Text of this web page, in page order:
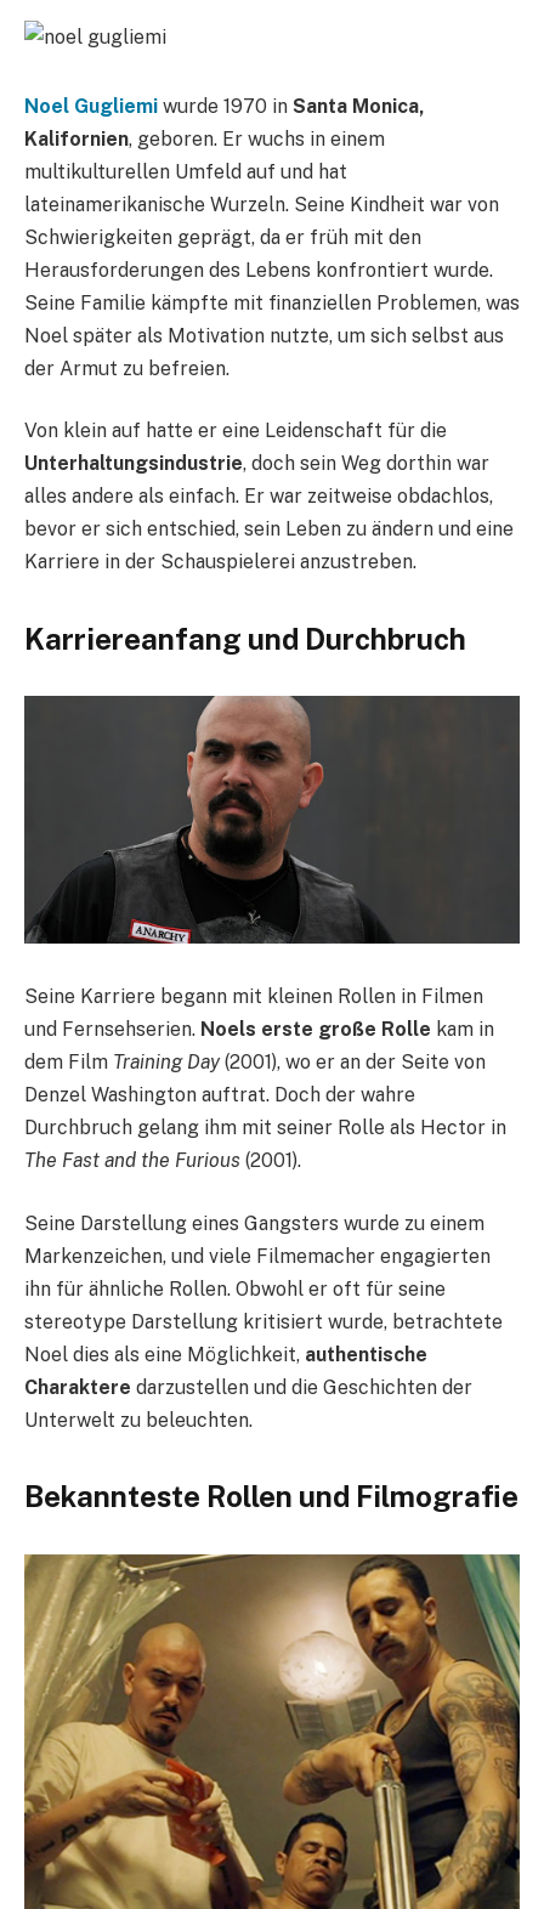
Noel Gugliemi wurde 1970 in Santa Monica,
Kalifornien, geboren. Er wuchs in einem
multikulturellen Umfeld auf und hat
lateinamerikanische Wurzeln. Seine Kindheit war von
Schwierigkeiten geprägt, da er früh mit den
Herausforderungen des Lebens konfrontiert wurde.
Seine Familie kämpfte mit finanziellen Problemen, was
Noel später als Motivation nutzte, um sich selbst aus
der Armut zu befreien.
Von klein auf hatte er eine Leidenschaft für die
Unterhaltungsindustrie, doch sein Weg dorthin war
alles andere als einfach. Er war zeitweise obdachlos,
bevor er sich entschied, sein Leben zu ändern und eine
Karriere in der Schauspielerei anzustreben.
Karriereanfang und Durchbruch
Seine Karriere begann mit kleinen Rollen in Filmen
und Fernsehserien. Noels erste große Rolle kam in
dem Film Training Day(2001), wo er an der Seite von
Denzel Washington auftrat. Doch der wahre
Durchbruch gelang ihm mit seiner Rolle als Hector in
The Fast and the Furious (2001).
Seine Darstellung eines Gangsters wurde zu einem
Markenzeichen, und viele Filmemacher engagierten
ihn für ähnliche Rollen. Obwohl er oft für seine
stereotype Darstellung kritisiert wurde, betrachtete
Noel dies als eine Möglichkeit, authentische
Charaktere darzustellen und die Geschichten der
Unterwelt zu beleuchten.
Bekannteste Rollen und Filmografie